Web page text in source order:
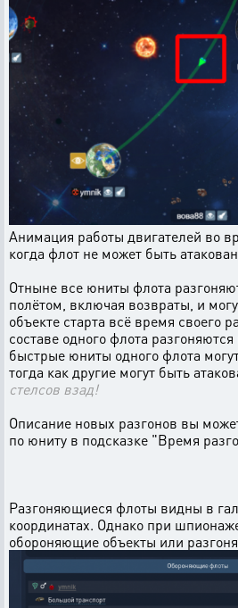
Анимация работы двигателей во
когда флот не может быть
Отныне все юниты флота
полётом, включая возвраты, и
объекте старта всё время своего
составе одного флота
быстрые юниты одного флота
тогда как другие могут быть
стелсов взад!
Описание новых разгонов вы
по юниту в подсказке "Время
Разгоняющиеся флоты видны в
координатах. Однако при
обороняющие объекты или